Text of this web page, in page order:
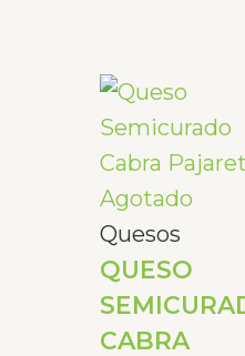
Agotado
Quesos
QUESO
CABRA